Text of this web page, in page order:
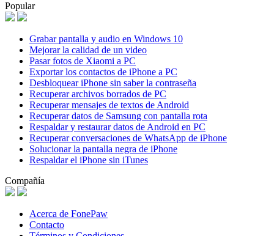
Popular
Grabar pantalla y audio en Windows 10
Mejorar la calidad de un video
Pasar fotos de Xiaomi a PC
Exportar los contactos de iPhone a PC
Desbloquear iPhone sin saber la contraseña
Recuperar archivos borrados de PC
Recuperar mensajes de textos de Android
Recuperar datos de Samsung con pantalla rota
Respaldar y restaurar datos de Android en PC
Recuperar conversaciones de WhatsApp de iPhone
Solucionar la pantalla negra de iPhone
Respaldar el iPhone sin iTunes
Compañía
Acerca de FonePaw
Contacto